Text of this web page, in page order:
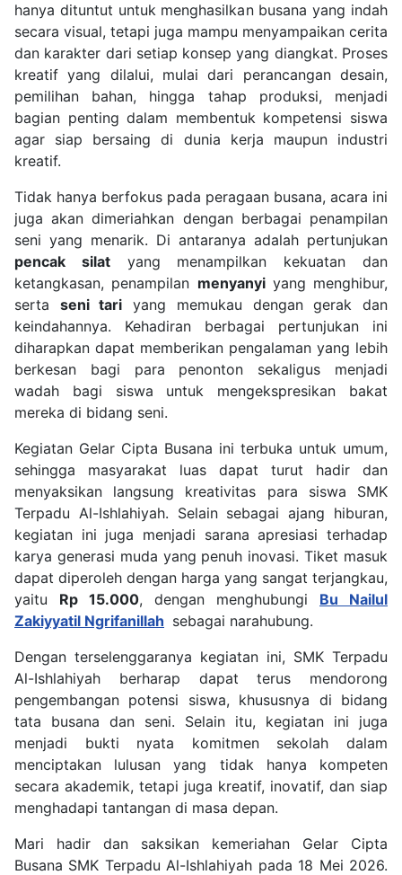
hanya dituntut untuk menghasilkan busana yang indah
secara visual, tetapi juga mampu menyampaikan cerita
dan karakter dari setiap konsep yang diangkat. Proses
kreatif yang dilalui, mulai dari perancangan desain,
pemilihan bahan, hingga tahap produksi, menjadi
bagian penting dalam membentuk kompetensi siswa
agar siap bersaing di dunia kerja maupun industri
kreatif.
Tidak hanya berfokus pada peragaan busana, acara ini
juga akan dimeriahkan dengan berbagai penampilan
seni yang menarik. Di antaranya adalah pertunjukan
pencak silatyang menampilkan kekuatan dan
ketangkasan, penampilan menyanyiyang menghibur,
serta seni tari yang memukau dengan gerak dan
keindahannya. Kehadiran berbagai pertunjukan ini
diharapkan dapat memberikan pengalaman yang lebih
berkesan bagi para penonton sekaligus menjadi
wadah bagi siswa untuk mengekspresikan bakat
mereka di bidang seni.
Kegiatan Gelar Cipta Busana ini terbuka untuk umum,
sehingga masyarakat luas dapat turut hadir dan
menyaksikan langsung kreativitas para siswa SMK
Terpadu Al-Ishlahiyah. Selain sebagai ajang hiburan,
kegiatan ini juga menjadi sarana apresiasi terhadap
karya generasi muda yang penuh inovasi. Tiket masuk
dapat diperoleh dengan harga yang sangat terjangkau,
yaitu Rp 15.000, dengan menghubungi Bu Nailul
Zakiyyatil Ngrifanillah sebagai narahubung.
Dengan terselenggaranya kegiatan ini, SMK Terpadu
Al-Ishlahiyah berharap dapat terus mendorong
pengembangan potensi siswa, khususnya di bidang
tata busana dan seni. Selain itu, kegiatan ini juga
menjadi bukti nyata komitmen sekolah dalam
menciptakan lulusan yang tidak hanya kompeten
secara akademik, tetapi juga kreatif, inovatif, dan siap
menghadapi tantangan di masa depan.
Mari hadir dan saksikan kemeriahan Gelar Cipta
Busana SMK Terpadu Al-Ishlahiyah pada 18 Mei 2026.